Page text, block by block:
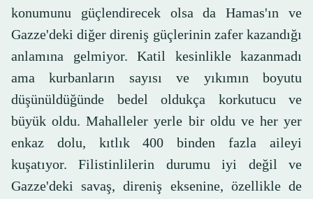
konumunu güçlendirecek olsa da Hamas'ın ve
Gazze'deki diğer direniş güçlerinin zafer kazandığı
anlamına gelmiyor. Katil kesinlikle kazanmadı
ama kurbanların sayısı ve yıkımın boyutu
düşünüldüğünde bedel oldukça korkutucu ve
büyük oldu. Mahalleler yerle bir oldu ve her yer
enkaz dolu, kıtlık 400 binden fazla aileyi
kuşatıyor. Filistinlilerin durumu iyi değil ve
Gazze'deki savaş, direniş eksenine, özellikle de